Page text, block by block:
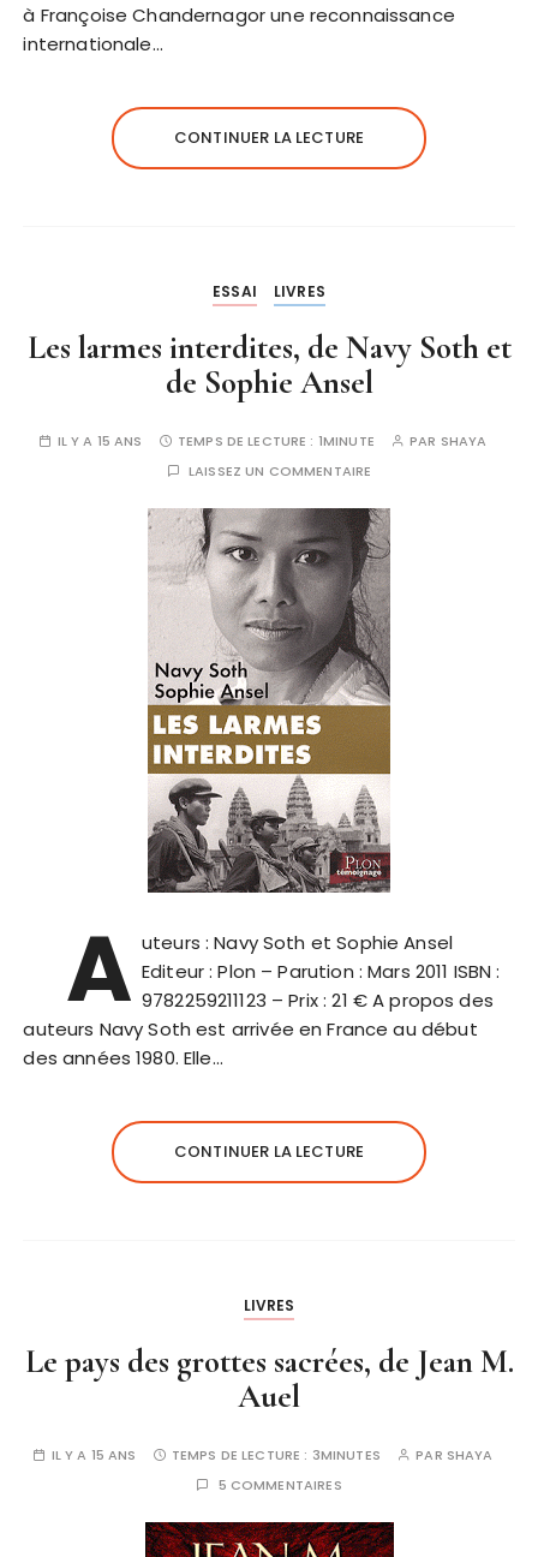
à Françoise Chandernagor une reconnaissance
internationale…
CONTINUER LA LECTURE
ESSAI LIVRES
Les larmes interdites, de Navy Soth et
de Sophie Ansel
IL Y A 15 ANS TEMPS DE LECTURE : 1MINUTE PAR SHAYA
LAISSEZ UN COMMENTAIRE
A uteurs : Navy Soth et Sophie Ansel
Editeur : Plon – Parution : Mars 2011 ISBN :
9782259211123 – Prix : 21 € A propos des
auteurs Navy Soth est arrivée en France au début
des années 1980. Elle…
CONTINUER LA LECTURE
LIVRES
Le pays des grottes sacrées, de Jean M.
Auel
IL Y A 15 ANS TEMPS DE LECTURE : 3MINUTES PAR SHAYA
5 COMMENTAIRES